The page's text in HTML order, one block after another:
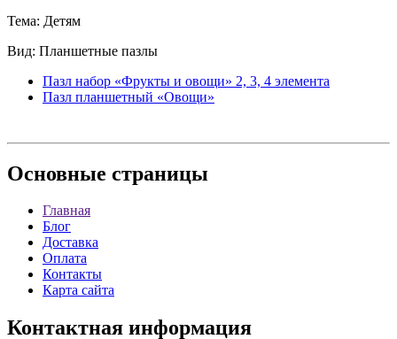
Тема: Детям
Вид: Планшетные пазлы
Пазл набор «Фрукты и овощи» 2, 3, 4 элемента
Пазл планшетный «Овощи»
Основные страницы
Главная
Блог
Доставка
Оплата
Контакты
Карта сайта
Контактная информация